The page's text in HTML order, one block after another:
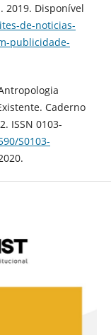
2019. Disponível
de-noticias-
publicidade-
Caderno
ISSN 0103-
S0103-